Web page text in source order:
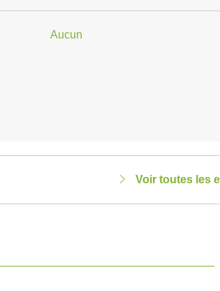
Aucun
Voir toutes les